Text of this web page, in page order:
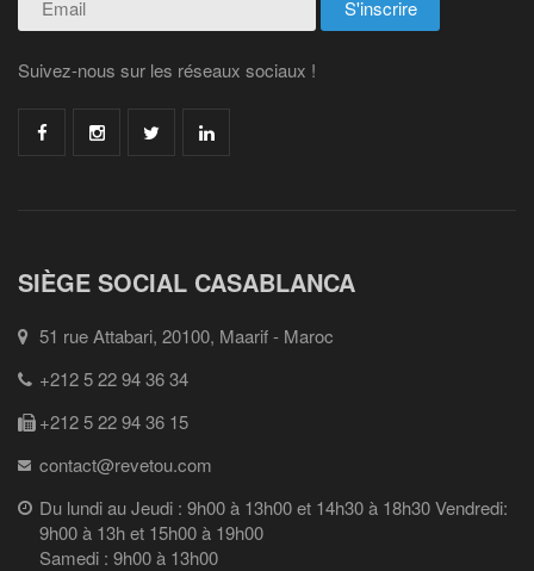
Suivez-nous sur les réseaux sociaux !
SIÈGE SOCIAL CASABLANCA
51 rue Attabari, 20100, Maarif - Maroc
+212 5 22 94 36 34
+212 5 22 94 36 15
contact@revetou.com
Du lundi au Jeudi : 9h00 à 13h00 et 14h30 à 18h30 Vendredi:
9h00 à 13h et 15h00 à 19h00
Samedi : 9h00 à 13h00